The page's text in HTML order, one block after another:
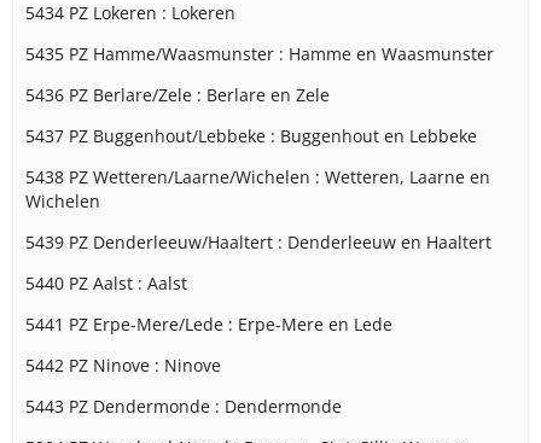
5434 PZ Lokeren : Lokeren
5435 PZ Hamme/Waasmunster : Hamme en Waasmunster
5436 PZ Berlare/Zele : Berlare en Zele
5437 PZ Buggenhout/Lebbeke : Buggenhout en Lebbeke
5438 PZ Wetteren/Laarne/Wichelen : Wetteren, Laarne en
Wichelen
5439 PZ Denderleeuw/Haaltert : Denderleeuw en Haaltert
5440 PZ Aalst : Aalst
5441 PZ Erpe-Mere/Lede : Erpe-Mere en Lede
5442 PZ Ninove : Ninove
5443 PZ Dendermonde : Dendermonde